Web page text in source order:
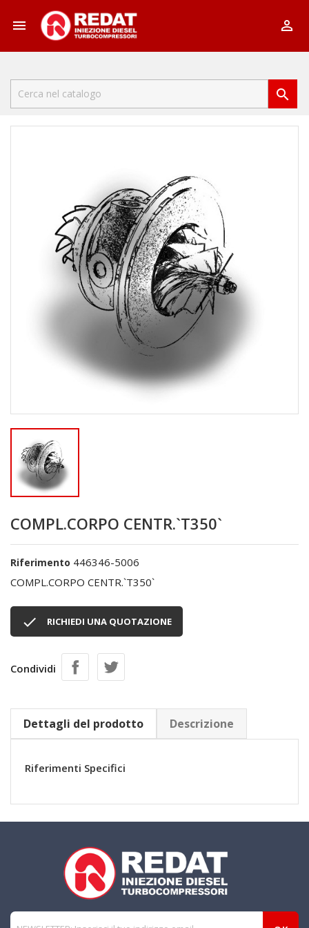
 

COMPL.CORPO CENTR.`T350`
Riferimento 446346-5006
COMPL.CORPO CENTR.`T350`
 RICHIEDI UNA QUOTAZIONE
Condividi
Dettagli del prodotto Descrizione
Riferimenti Specifici